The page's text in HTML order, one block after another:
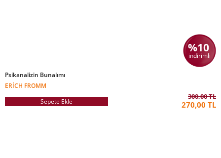
%10
indirimli
Psikanalizin Bunalımı
ERICH FROMM
Sepete Ekle
300,00 TL
270,00 TL